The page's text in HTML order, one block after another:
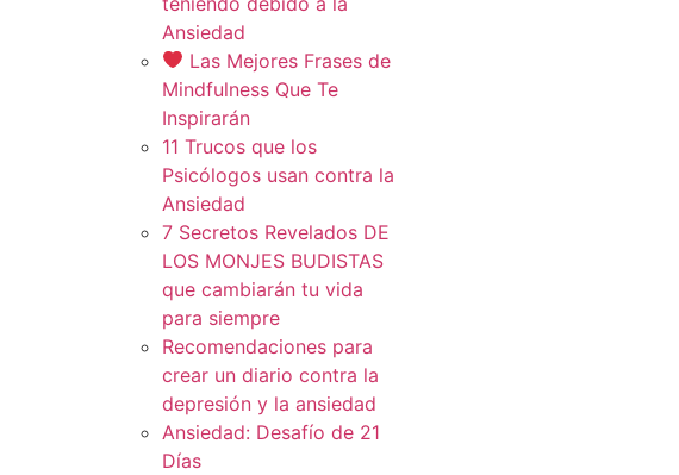
Ansiedad
Las Mejores Frases de
Mindfulness Que Te
Inspirarán
11 Trucos que los
Psicólogos usan contra la
Ansiedad
7 Secretos Revelados DE
LOS MONJES BUDISTAS
que cambiarán tu vida
para siempre
Recomendaciones para
crear un diario contra la
depresión y la ansiedad
Ansiedad: Desafío de 21
Días